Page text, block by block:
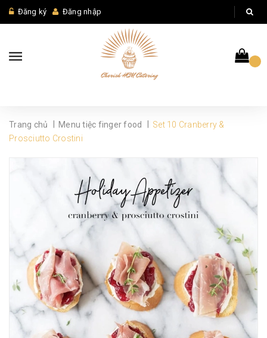
Đăng ký Đăng nhập
Trang chủ Menu tiệc finger food
Set 10 Cranberry &
Prosciutto Crostini